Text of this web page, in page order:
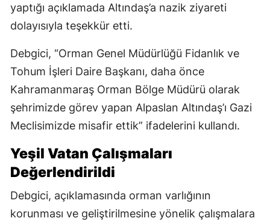
yaptığı açıklamada Altındaş’a nazik ziyareti
dolayısıyla teşekkür etti.
Debgici, “Orman Genel Müdürlüğü Fidanlık ve
Tohum İşleri Daire Başkanı, daha önce
Kahramanmaraş Orman Bölge Müdürü olarak
şehrimizde görev yapan Alpaslan Altındaş’ı Gazi
Meclisimizde misafir ettik” ifadelerini kullandı.
Yeşil Vatan Çalışmaları
Değerlendirildi
Debgici, açıklamasında orman varlığının
korunması ve geliştirilmesine yönelik çalışmalara